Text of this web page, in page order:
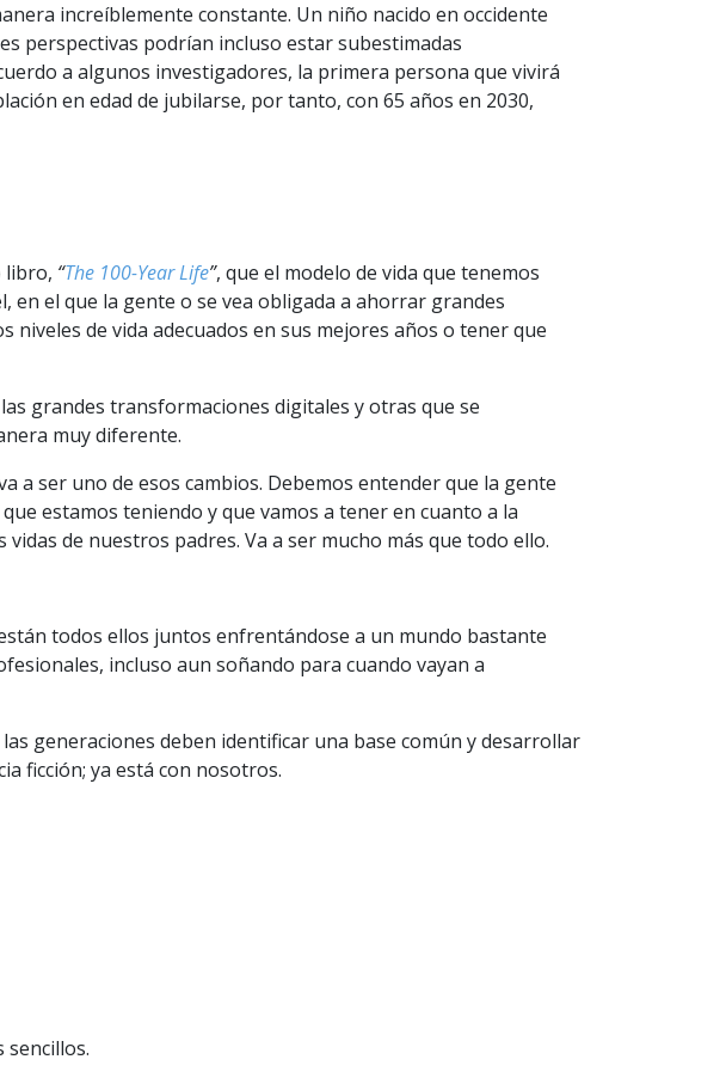
increíblemente constante. Un niño nacido en occidente
perspectivas podrían incluso estar subestimadas
a algunos investigadores, la primera persona que vivirá
en edad de jubilarse, por tanto, con 65 años en 2030,
libro, “The 100-Year Life”, que el modelo de vida que tenemos
el que la gente o se vea obligada a ahorrar grandes
de vida adecuados en sus mejores años o tener que
grandes transformaciones digitales y otras que se
muy diferente.
ser uno de esos cambios. Debemos entender que la gente
estamos teniendo y que vamos a tener en cuanto a la
de nuestros padres. Va a ser mucho más que todo ello.
todos ellos juntos enfrentándose a un mundo bastante
incluso aun soñando para cuando vayan a
generaciones deben identificar una base común y desarrollar
ficción; ya está con nosotros.
sencillos.